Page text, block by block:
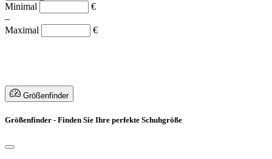
Minimal
€
–
Maximal
€
Größenfinder
Größenfinder - Finden Sie Ihre perfekte Schuhgröße